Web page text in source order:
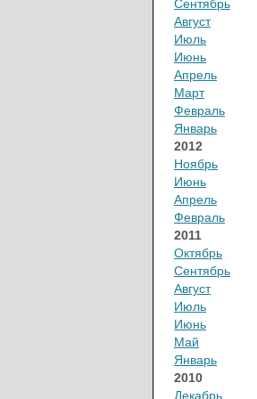
Сентябрь
Август
Июль
Июнь
Апрель
Март
Февраль
Январь
2012
Ноябрь
Июнь
Апрель
Февраль
2011
Октябрь
Сентябрь
Август
Июль
Июнь
Май
Январь
2010
Декабрь